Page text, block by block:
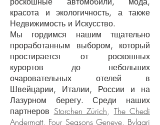
красота и экологичность, а также
Недвижимость и Искусство.
Мы гордимся нашим тщательно
проработанным выбором, который
простирается от роскошных
курортов до небольших
очаровательных отелей в
Швейцарии, Италии, России и на
Лазурном берегу. Среди наших
партнеров Storchen Zürich, The Chedi
Andermatt, Four Seasons Geneve, Bvlgari